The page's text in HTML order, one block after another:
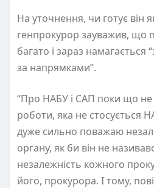
На уточнення, чи готує він
генпрокурор зауважив, що
багато і зараз намагається
за напрямками”.
“Про НАБУ і САП поки що
роботи, яка не стосується
дуже сильно поважаю
органу, як би він не
незалежність кожного
його, прокурора. І тому,